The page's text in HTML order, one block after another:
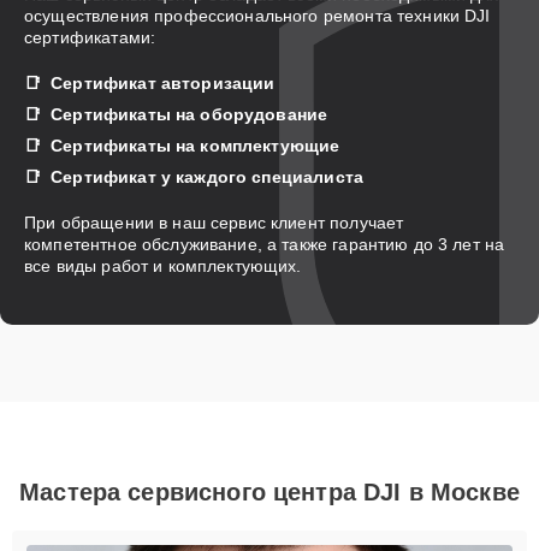
осуществления профессионального ремонта техники DJI
сертификатами:
Сертификат авторизации
Сертификаты на оборудование
Сертификаты на комплектующие
Сертификат у каждого специалиста
При обращении в наш сервис клиент получает
компетентное обслуживание, а также гарантию до 3 лет на
все виды работ и комплектующих.
Мастера сервисного центра DJI в Москве